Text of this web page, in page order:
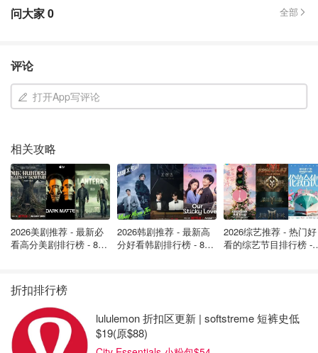
《从21世纪安全撤离》电影预告
这预告片看完真的一整个大期待！非常有今年的爆片电影潜
问大家0 全部
评论
打开App写评论
相关攻略
2026美剧推荐 - 最新必
看高分美剧排行榜 - 8月
2026韩剧推荐 - 最新高
分好看韩剧排行榜 - 8月
2026综艺推荐 - 热门好
看的综艺节目排行榜 -
折扣排行榜
lululemon 折扣区更新 | softstreme 短裤史低
$19(原$88)